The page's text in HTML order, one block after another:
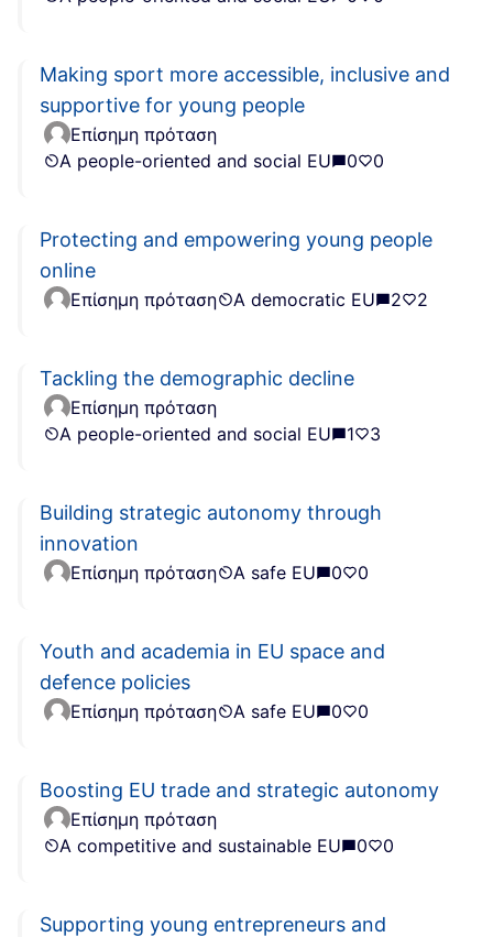
Making sport more accessible, inclusive and
supportive for young people
Επίσημη πρόταση
A people-oriented and social EU
0 0
Protecting and empowering young people
online
Επίσημη πρόταση A democratic EU 2 2
Tackling the demographic decline
Επίσημη πρόταση
A people-oriented and social EU
1 3
Building strategic autonomy through
innovation
Επίσημη πρόταση A safe EU 0 0
Youth and academia in EU space and
defence policies
Επίσημη πρόταση A safe EU 0 0
Boosting EU trade and strategic autonomy
Επίσημη πρόταση
A competitive and sustainable EU
0 0
Supporting young entrepreneurs and